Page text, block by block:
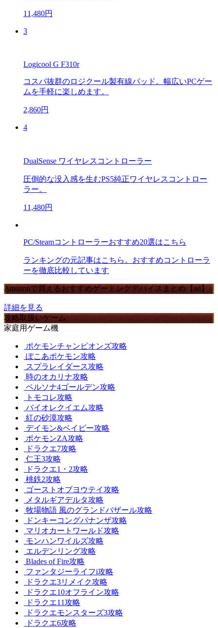
11,480円
3
Logicool G F310r
コスパ抜群のロジクール製有線パッド。幅広いPCゲー
ムを手軽に楽しめます。
2,860円
4
DualSense ワイヤレスコントローラー
圧倒的な没入感を生むPS5純正ワイヤレスコントロー
ラー。
11,480円
PC/Steamコントローラーおすすめ20選はこちら
ランキングの元記事はこちら。おすすめコントローラ
ーを徹底比較しています
Amazonで買えるおすすめゲーミングデバイスまとめ【ad】
詳細を見る
攻略取扱いゲーム
家庭用ゲーム機
ポケモンチャンピオンズ攻略
ぽこあポケモン攻略
スプラレイダース攻略
時のオカリナ攻略
ペルソナ4ゴールデン攻略
トモコレ攻略
バイオレクイエム攻略
紅の砂漠攻略
デイモン&ベイビー攻略
ポケモンZA攻略
ドラクエ7攻略
仁王3攻略
ドラクエ1・2攻略
桃鉄2攻略
ゴーストオブヨウテイ攻略
メタルギアデルタ攻略
牧場物語 風のグランドバザール攻略
ドンキーコングバナンザ攻略
マリオカートワールド攻略
モンハンワイルズ攻略
エルデンリング攻略
Blades of Fire攻略
ファンタジーライフi攻略
ドラクエ3リメイク攻略
ドラクエ10オフライン攻略
ドラクエ11攻略
ドラクエモンスターズ3攻略
ドラクエ6攻略